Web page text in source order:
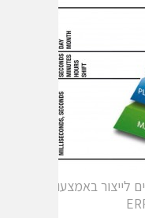
לייצור באמצעות